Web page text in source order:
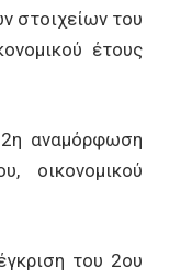
στοιχείων του
έτους
αναμόρφωση
οικονομικού
του 2ου